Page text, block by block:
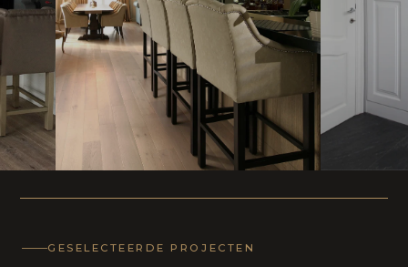
Landhuis - Grimbergen
GESELECTEERDE PROJECTEN